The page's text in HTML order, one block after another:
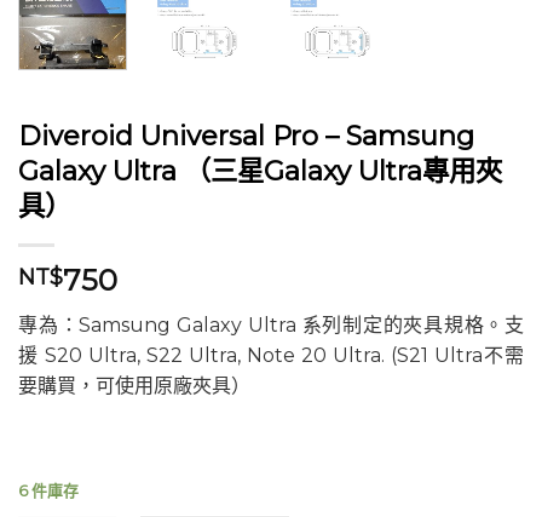
Diveroid Universal Pro – Samsung
Galaxy Ultra （三星Galaxy Ultra專用夾
具）
NT$750
專為：Samsung Galaxy Ultra 系列制定的夾具規格。支
援 S20 Ultra, S22 Ultra, Note 20 Ultra. (S21 Ultra不需
要購買，可使用原廠夾具）
6 件庫存